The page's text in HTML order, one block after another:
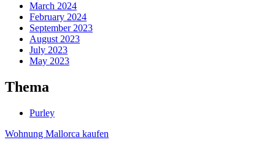
March 2024
February 2024
September 2023
August 2023
July 2023
May 2023
Thema
Purley
Wohnung Mallorca kaufen